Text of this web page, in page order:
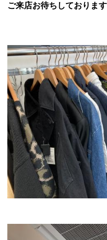
ご来店お待ちしております